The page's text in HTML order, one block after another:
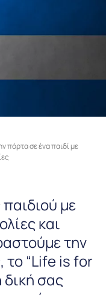
πόρτα σε ένα παιδί με
με
και
την
το “Life is for
δική σας